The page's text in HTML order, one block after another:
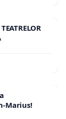
Marius!